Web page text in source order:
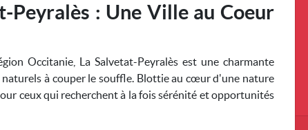
Peyralès : Une Ville au Coeur
Occitanie, La Salvetat-Peyralès est une charmante
à couper le souffle. Blottie au cœur d'une nature
ceux qui recherchent à la fois sérénité et opportunités